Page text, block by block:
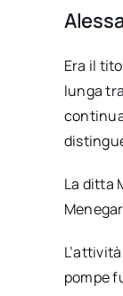
Era il
lunga
La ditta
pompe